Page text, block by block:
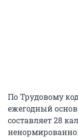
По Трудовому
ежегодный
составляет 28